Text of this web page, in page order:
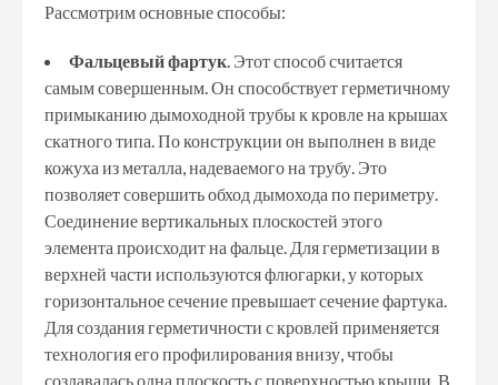
Рассмотрим основные способы:
Фальцевый фартук. Этот способ считается
самым совершенным. Он способствует герметичному
примыканию дымоходной трубы к кровле на крышах
скатного типа. По конструкции он выполнен в виде
кожуха из металла, надеваемого на трубу. Это
позволяет совершить обход дымохода по периметру.
Соединение вертикальных плоскостей этого
элемента происходит на фальце. Для герметизации в
верхней части используются флюгарки, у которых
горизонтальное сечение превышает сечение фартука.
Для создания герметичности с кровлей применяется
технология его профилирования внизу, чтобы
создавалась одна плоскость с поверхностью крыши. В